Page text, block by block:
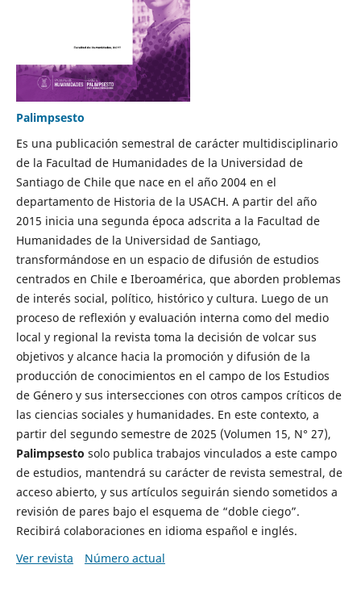
Palimpsesto
Es una publicación semestral de carácter multidisciplinario
de la Facultad de Humanidades de la Universidad de
Santiago de Chile que nace en el año 2004 en el
departamento de Historia de la USACH. A partir del año
2015 inicia una segunda época adscrita a la Facultad de
Humanidades de la Universidad de Santiago,
transformándose en un espacio de difusión de estudios
centrados en Chile e Iberoamérica, que aborden problemas
de interés social, político, histórico y cultura. Luego de un
proceso de reflexión y evaluación interna como del medio
local y regional la revista toma la decisión de volcar sus
objetivos y alcance hacia la promoción y difusión de la
producción de conocimientos en el campo de los Estudios
de Género y sus intersecciones con otros campos críticos de
las ciencias sociales y humanidades. En este contexto, a
partir del segundo semestre de 2025 (Volumen 15, N° 27),
Palimpsesto solo publica trabajos vinculados a este campo
de estudios, mantendrá su carácter de revista semestral, de
acceso abierto, y sus artículos seguirán siendo sometidos a
revisión de pares bajo el esquema de “doble ciego”.
Recibirá colaboraciones en idioma español e inglés.
Ver revista
Número actual